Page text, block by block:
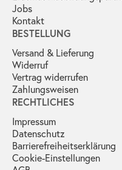
Jobs
Kontakt
BESTELLUNG
Versand & Lieferung
Widerruf
Vertrag widerrufen
Zahlungsweisen
RECHTLICHES
Impressum
Datenschutz
Barrierefreiheitserklärung
Cookie-Einstellungen